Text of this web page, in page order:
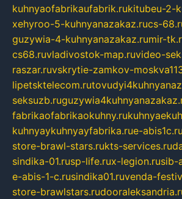
kuhnyaofabrikaufabrik.rukitubeu-2-
xehyroo-5-kuhnyanazakaz.rucs-
guzywia-4-kuhnyanazakaz.rumir-
cs68.ruvladivostok-map.ruvideo-
raszar.ruvskrytie-zamkov-
lipetsktelecom.ru
seksuzb.ru
fabrikaofabrikaokuhny.ru
kuhnyaykuhnyayfabrika.rue-abis1c.ru
store-brawl-stars.rukts-services.ru
sindika-01.rusp-life.rux-legion.rusib-
e-abis-1-c.rusindika01.ruvenda-
store-brawlstars.ru